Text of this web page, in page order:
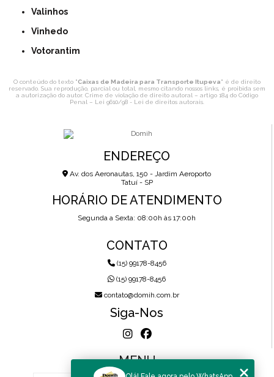
Valinhos
Vinhedo
Votorantim
O conteúdo do texto "Caixas de Madeira para Transporte Itupeva" é de direito
reservado. Sua reprodução, parcial ou total, mesmo citando nossos links, é proibida sem
a autorização do autor. Crime de violação de direito autoral – artigo 184 do Código
Penal – Lei 9610/98 - Lei de direitos autorais
ENDEREÇO
Av. dos Aeronautas, 150 - Jardim Aeroporto
Tatuí - SP
HORÁRIO DE ATENDIMENTO
Segunda a Sexta: 08:00h às 17:00h
CONTATO
(15) 99178-8456
(15) 99178-8456
contato@domih.com.br
Siga-Nos
MENU